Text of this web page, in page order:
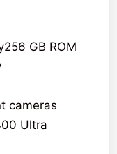
GB ROM
cameras
Ultra